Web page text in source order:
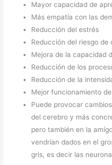
Mayor capacidad de
Más empatía con las
Reducción del estrés
Reducción del riesgo de
Mejora de la capacidad
Reducción de los
Reducción de la
Mejor funcionamiento
Puede provocar
del cerebro y más
pero también en la
vendrían dados en el
gris, es decir las